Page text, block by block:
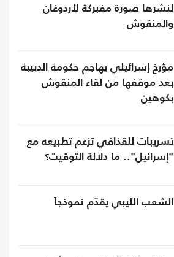
لنشرها صورة مفبركة لأردوغان
والمنقوش
مؤرخ إسرائيلي يهاجم حكومة الدبيبة
بعد موقفها من لقاء المنقوش
بكوهين
تسريبات للقذافي تزعم تطبيعه مع
"إسرائيل".. ما دلالة التوقيت؟
الشعب الليبي يقدّم نموذجاً